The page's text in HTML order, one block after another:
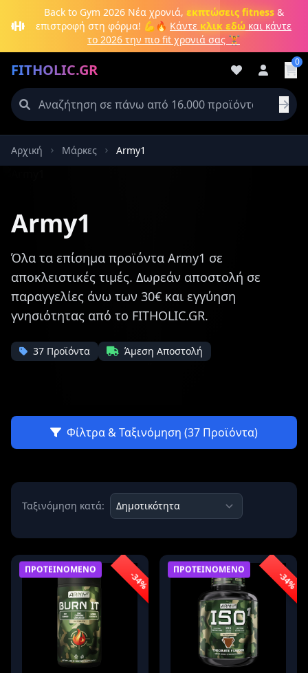
Μετάβαση στο κύριο περιεχόμενο
Back to Gym 2026Νέα χρονιά, εκπτώσεις fitness&
επιστροφή στη φόρμα! 💪🔥 Κάντε κλικ εδώ και κάντε
το 2026 την πιο fit χρονιά σας 🏋️
FITHOLIC.GR 0
Πρωτεΐνες Pre-Workout Aμινοξέα
Αρχική Μάρκες Army1
Army1
Όλα τα επίσημα προϊόντα Army1 σε
αποκλειστικές τιμές. Δωρεάν αποστολή σε
παραγγελίες άνω των 30€ και εγγύηση
γνησιότητας από το FITHOLIC.GR.
37 Προϊόντα Άμεση Αποστολή
Φίλτρα & Ταξινόμηση (37 Προϊόντα)
Ταξινόμηση κατά:
ΠΡΟΤΕΙΝΟΜΕΝΟ
-34%
ΠΡΟΤΕΙΝΟΜΕΝΟ
-34%